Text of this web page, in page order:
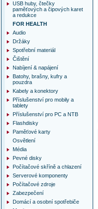
USB huby, čtečky
paměťových a čipových karet
a redukce
FOR HEALTH
Audio
Držáky
Spotřební materiál
Čištění
Nabíjení & napájení
Batohy, brašny, kufry a
pouzdra
Kabely a konektory
Příslušenství pro mobily a
tablety
Příslušenství pro PC a NTB
Flashdisky
Paměťové karty
Osvětlení
Média
Pevné disky
Počítačové skříně a chlazení
Serverové komponenty
Počítačové zdroje
Zabezpečení
Domácí a osobní spotřebiče